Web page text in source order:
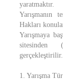
yaratmaktır.
Yarışmanın
Hakları
Yarışmaya
sitesinden
gerçekleştirilir.
1. Yarışma